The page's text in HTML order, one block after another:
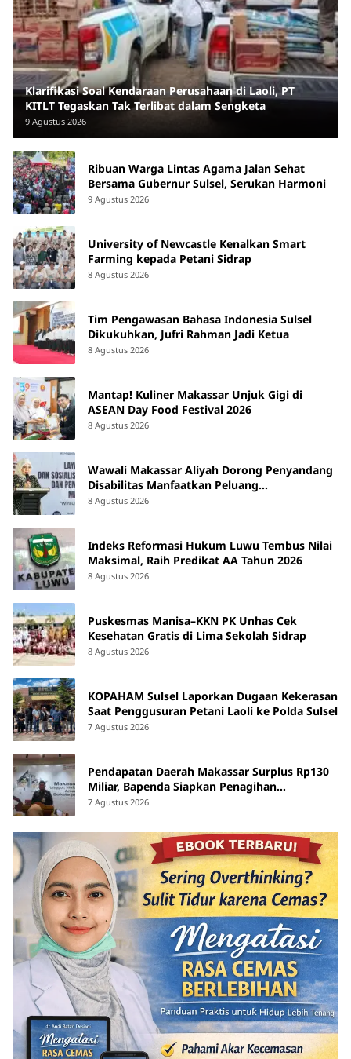
Klarifikasi Soal Kendaraan Perusahaan di Laoli, PT
KITLT Tegaskan Tak Terlibat dalam Sengketa
9 Agustus 2026
Ribuan Warga Lintas Agama Jalan Sehat
Bersama Gubernur Sulsel, Serukan Harmoni
9 Agustus 2026
University of Newcastle Kenalkan Smart
Farming kepada Petani Sidrap
8 Agustus 2026
Tim Pengawasan Bahasa Indonesia Sulsel
Dikukuhkan, Jufri Rahman Jadi Ketua
8 Agustus 2026
Mantap! Kuliner Makassar Unjuk Gigi di
ASEAN Day Food Festival 2026
8 Agustus 2026
Wawali Makassar Aliyah Dorong Penyandang
Disabilitas Manfaatkan Peluang
Kewirausahaan
8 Agustus 2026
Indeks Reformasi Hukum Luwu Tembus Nilai
Maksimal, Raih Predikat AA Tahun 2026
8 Agustus 2026
Puskesmas Manisa–KKN PK Unhas Cek
Kesehatan Gratis di Lima Sekolah Sidrap
8 Agustus 2026
KOPAHAM Sulsel Laporkan Dugaan Kekerasan
Saat Penggusuran Petani Laoli ke Polda Sulsel
7 Agustus 2026
Pendapatan Daerah Makassar Surplus Rp130
Miliar, Bapenda Siapkan Penagihan
Tunggakan Pajak
7 Agustus 2026